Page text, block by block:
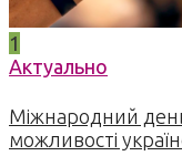
1
Актуально
Міжнародний
можливості